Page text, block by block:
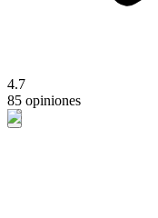
4.7
85 opiniones